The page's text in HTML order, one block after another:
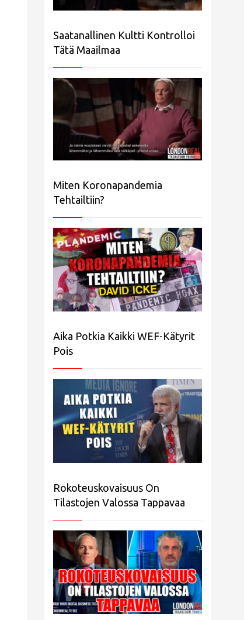
Saatanallinen Kultti Kontrolloi
Tätä Maailmaa
Miten Koronapandemia
Tehtailtiin?
Aika Potkia Kaikki WEF-Kätyrit
Pois
Rokoteuskovaisuus On
Tilastojen Valossa Tappavaa